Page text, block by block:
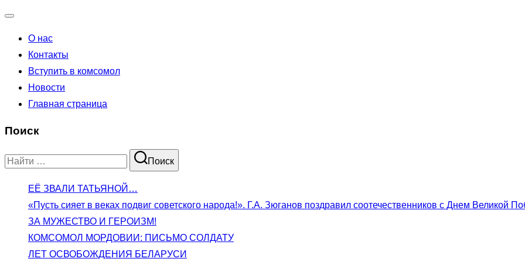
навигации
О нас
Контакты
Вступить в комсомол
Новости
Главная страница
Поиск
Поиск
Поиск
ЕЁ ЗВАЛИ ТАТЬЯНОЙ…
«Пусть сияет в веках подвиг советского народа!». Г.А. Зюганов поздравил соотечественников с Днем Великой
ЗА МУЖЕСТВО И ГЕРОИЗМ!
КОМСОМОЛ МОРДОВИИ: ПИСЬМО СОЛДАТУ
ЛЕТ ОСВОБОЖДЕНИЯ БЕЛАРУСИ